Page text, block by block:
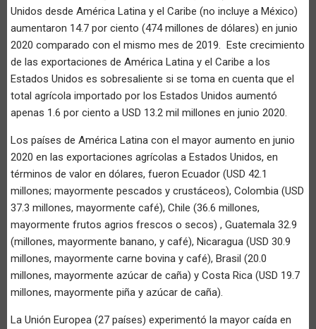
Unidos desde América Latina y el Caribe (no incluye a México)
aumentaron 14.7 por ciento (474 millones de dólares) en junio
2020 comparado con el mismo mes de 2019. Este crecimiento
de las exportaciones de América Latina y el Caribe a los
Estados Unidos es sobresaliente si se toma en cuenta que el
total agrícola importado por los Estados Unidos aumentó
apenas 1.6 por ciento a USD 13.2 mil millones en junio 2020.
Los países de América Latina con el mayor aumento en junio
2020 en las exportaciones agrícolas a Estados Unidos, en
términos de valor en dólares, fueron Ecuador (USD 42.1
millones; mayormente pescados y crustáceos), Colombia (USD
37.3 millones, mayormente café), Chile (36.6 millones,
mayormente frutos agrios frescos o secos) , Guatemala 32.9
(millones, mayormente banano, y café), Nicaragua (USD 30.9
millones, mayormente carne bovina y café), Brasil (20.0
millones, mayormente azúcar de caña) y Costa Rica (USD 19.7
millones, mayormente piña y azúcar de caña).
La Unión Europea (27 países) experimentó la mayor caída en